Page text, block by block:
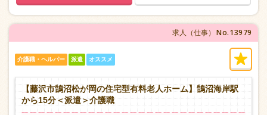
求人（仕事） No.13979
介護職・ヘルパー 派遣 オススメ
【藤沢市鵠沼松が岡の住宅型有料老人ホーム】鵠沼海岸駅
から15分＜派遣＞介護職